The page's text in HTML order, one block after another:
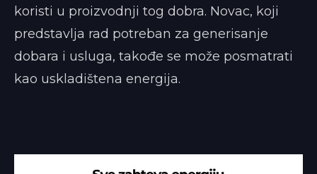
koristi u proizvodnji tog dobra. Novac, koji
predstavlja rad potreban za generisanje
dobara i usluga, takođe se može posmatrati
kao uskladištena energija.